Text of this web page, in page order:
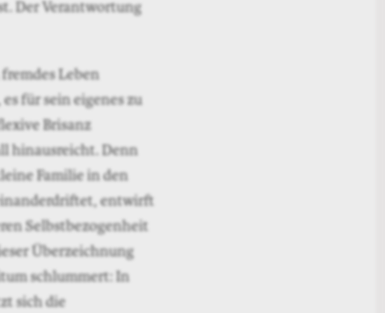
Der Verantwortung
Leben
für sein eigenes zu
Brisanz
hinausreicht. Denn
Familie in den
entwirft
Selbstbezogenheit
Überzeichnung
schlummert: In
sich die